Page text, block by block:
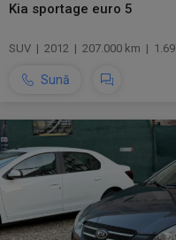
Kia sportage euro 5
SUV | 2012 | 207.000 km |
Sună